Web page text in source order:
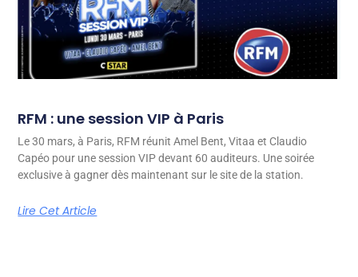
RFM : une session VIP à Paris
Le 30 mars, à Paris, RFM réunit Amel Bent, Vitaa et Claudio
Capéo pour une session VIP devant 60 auditeurs. Une soirée
exclusive à gagner dès maintenant sur le site de la station.
Lire Cet Article